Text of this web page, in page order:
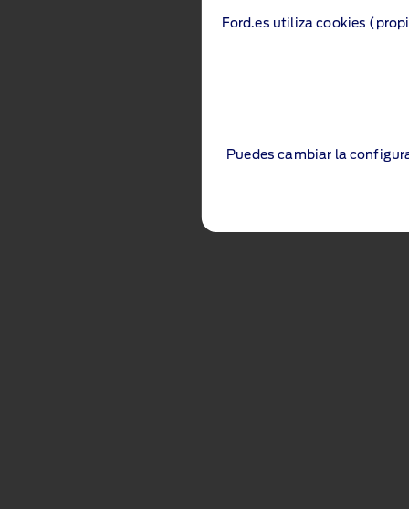
Ford.es utiliza cookies
Puedes cambiar la